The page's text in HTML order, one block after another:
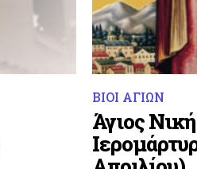
ΒΙΟΙ ΑΓΙΩΝ
Άγιος